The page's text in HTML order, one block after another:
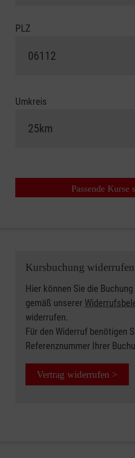
PLZ
Umkreis
Passende Kurse
Kursbuchung widerrufen
Hier können Sie die
gemäß unserer
widerrufen.
Für den Widerruf benötigen
Referenznummer Ihrer
Vertrag widerrufen >